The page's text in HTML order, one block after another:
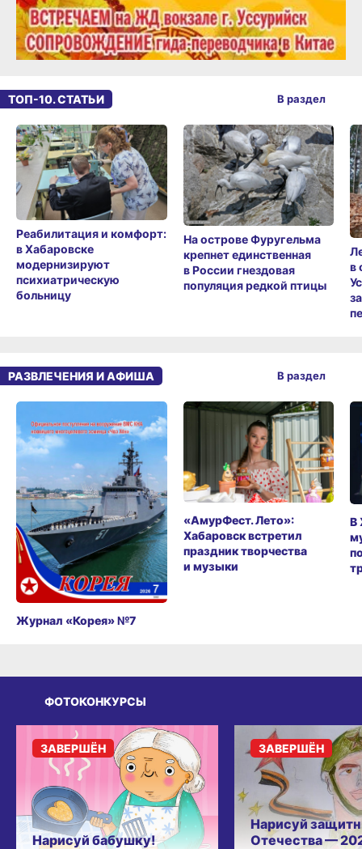
ТОП-10. СТАТЬИ
Реабилитация и комфорт:
в Хабаровске
модернизируют
психиатрическую
больницу
На острове Фуругельма
крепнет единственная
в России гнездовая
популяция редкой птицы
в
В раздел
РАЗВЛЕЧЕНИЯ И АФИША
Журнал «Корея» №7
«АмурФест. Лето»:
Хабаровск встретил
праздник творчества
и музыки
В
В раздел
ФОТОКОНКУРСЫ
Нарисуй бабушку!
ЗАВЕРШЁН
Нарисуй
Отечества —
ЗАВЕРШЁН